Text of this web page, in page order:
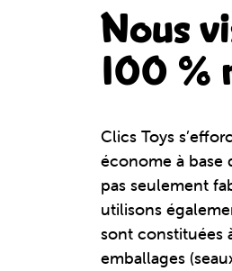
Nous
100 %
Clics Toys
économe à base
pas seulement
utilisons
sont constituées
emballages